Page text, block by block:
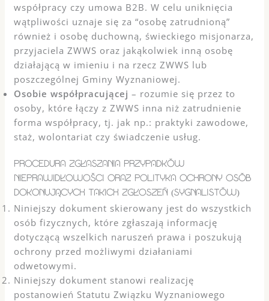
współpracy czy umowa B2B. W celu uniknięcia
wątpliwości uznaje się za “osobę zatrudnioną”
również i osobę duchowną, świeckiego misjonarza,
przyjaciela ZWWS oraz jakąkolwiek inną osobę
działającą w imieniu i na rzecz ZWWS lub
poszczególnej Gminy Wyznaniowej.
Osobie współpracującej – rozumie się przez to
osoby, które łączy z ZWWS inna niż zatrudnienie
forma współpracy, tj. jak np.: praktyki zawodowe,
staż, wolontariat czy świadczenie usług.
PROCEDURA ZGŁASZANIA PRZYPADKÓW
NIEPRAWIDŁOWOŚCI ORAZ POLITYKA OCHRONY OSÓB
DOKONUJĄCYCH TAKICH ZGŁOSZEŃ (SYGNALISTÓW)
Niniejszy dokument skierowany jest do wszystkich
osób fizycznych, które zgłaszają informację
dotyczącą wszelkich naruszeń prawa i poszukują
ochrony przed możliwymi działaniami
odwetowymi.
Niniejszy dokument stanowi realizację
postanowień Statutu Związku Wyznaniowego